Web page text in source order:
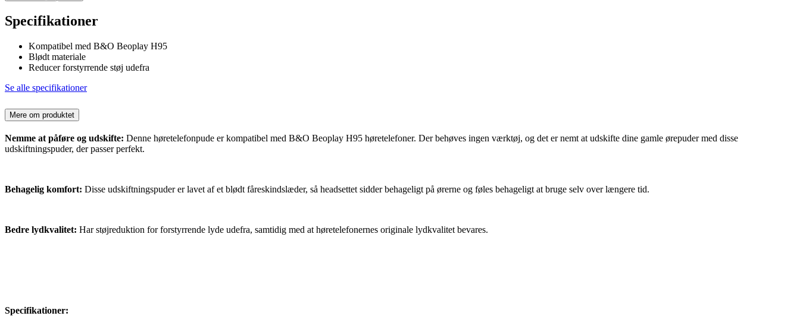
Specifikationer
Kompatibel med B&O Beoplay H95
Blødt materiale
Reducer forstyrrende støj udefra
Se alle specifikationer
Mere om produktet
Nemme at påføre og udskifte: Denne høretelefonpude er kompatibel med B&O Beoplay H95 høretelefoner. Der behøves ingen værktøj, og det er nemt at udskifte dine gamle ørepuder med disse
udskiftningspuder, der passer perfekt.
Behagelig komfort: Disse udskiftningspuder er lavet af et blødt fåreskindslæder, så headsettet sidder behageligt på ørerne og føles behageligt at bruge selv over længere tid.
Bedre lydkvalitet: Har støjreduktion for forstyrrende lyde udefra, samtidig med at høretelefonernes originale lydkvalitet bevares.
Specifikationer: